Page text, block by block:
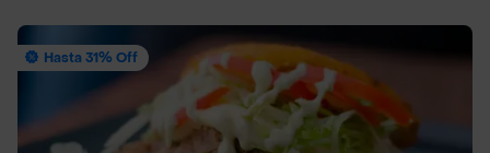
Hasta 31% Off